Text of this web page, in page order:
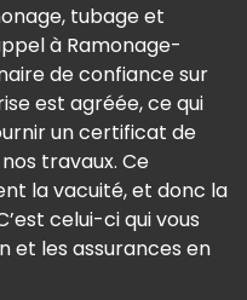
tubage et
à Ramonage-
de confiance sur
est agréée, ce qui
un certificat de
travaux. Ce
la vacuité, et donc la
celui-ci qui vous
et les assurances en